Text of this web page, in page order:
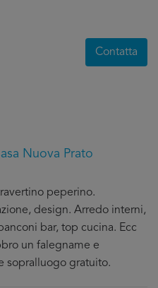
Nuova Prato
peperino.
design. Arredo interni,
bar, top cucina. Ecc
un falegname e
sopralluogo gratuito.
Contatta